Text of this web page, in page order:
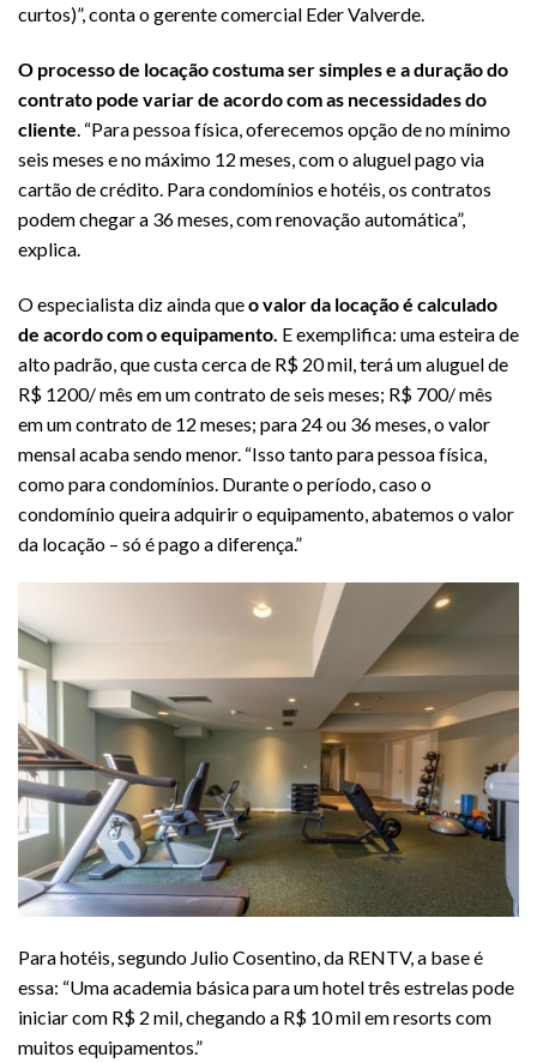
curtos)”, conta o gerente comercial Eder Valverde.
O processo de locação costuma ser simples e a duração do
contrato pode variar de acordo com as necessidades do
cliente . “Para pessoa física, oferecemos opção de no mínimo
seis meses e no máximo 12 meses, com o aluguel pago via
cartão de crédito. Para condomínios e hotéis, os contratos
podem chegar a 36 meses, com renovação automática”,
explica.
O especialista diz ainda queo valor da locação é calculado
de acordo com o equipamento. E exemplifica: uma esteira de
alto padrão, que custa cerca de R$ 20 mil, terá um aluguel de
R$ 1200/ mês em um contrato de seis meses; R$ 700/ mês
em um contrato de 12 meses; para 24 ou 36 meses, o valor
mensal acaba sendo menor. “Isso tanto para pessoa física,
como para condomínios. Durante o período, caso o
condomínio queira adquirir o equipamento, abatemos o valor
da locação – só é pago a diferença.”
Para hotéis, segundo Julio Cosentino, da RENTV, a base é
essa: “Uma academia básica para um hotel três estrelas pode
iniciar com R$ 2 mil, chegando a R$ 10 mil em resorts com
muitos equipamentos.”